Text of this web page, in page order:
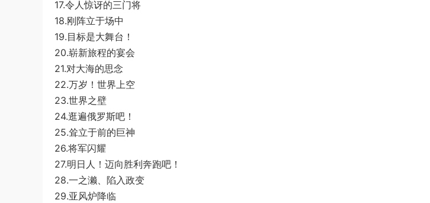
17.令人惊讶的三门将
18.刚阵立于场中
19.目标是大舞台！
20.崭新旅程的宴会
21.对大海的思念
22.万岁！世界上空
23.世界之壁
24.逛遍俄罗斯吧！
25.耸立于前的巨神
26.将军闪耀
27.明日人！迈向胜利奔跑吧！
28.一之濑、陷入政变
29.亚风炉降临